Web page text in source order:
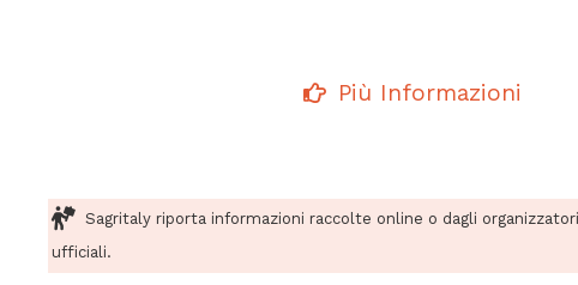
Più Informazioni
Sagritaly riporta informazioni raccolte online o dagli
ufficiali.